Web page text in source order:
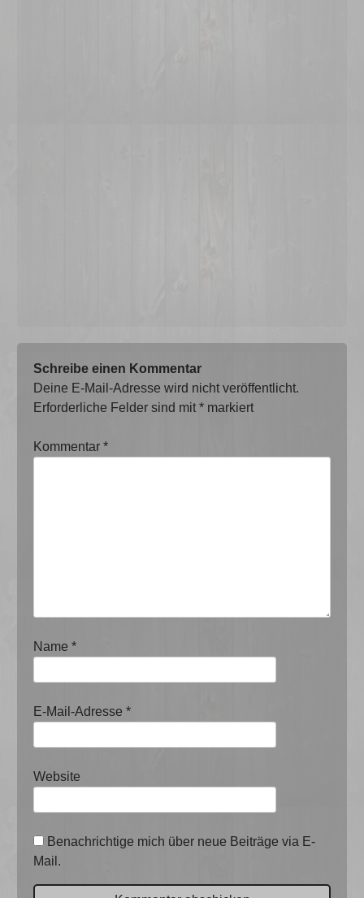
Schreibe einen Kommentar
Deine E-Mail-Adresse wird nicht veröffentlicht.
Erforderliche Felder sind mit* markiert
Kommentar*
Name*
E-Mail-Adresse*
Website
Benachrichtige mich über neue Beiträge via E-
Mail.